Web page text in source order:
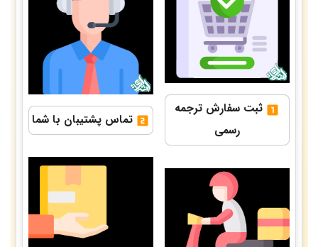
ثبت سفارش ترجمه
رسمی
تماس پشتیبان با شما